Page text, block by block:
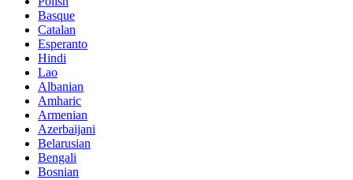
Basque
Catalan
Esperanto
Hindi
Lao
Albanian
Amharic
Armenian
Azerbaijani
Belarusian
Bengali
Bosnian